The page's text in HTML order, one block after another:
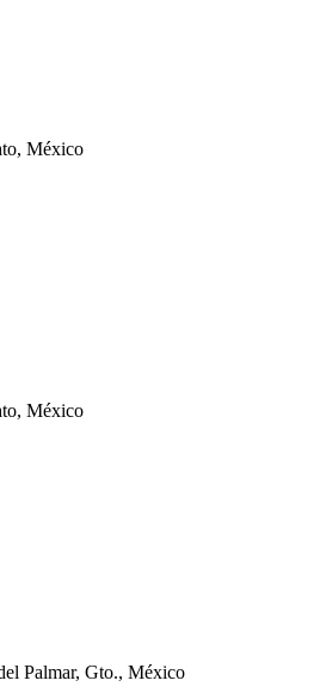
México
México
Palmar, Gto., México